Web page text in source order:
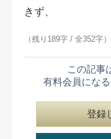
きず、
（残り189字 / 全352字）
この記事
有料会員にな
登録